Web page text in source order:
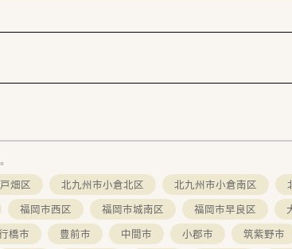
畑区 北九州市小倉北区 北九州市小倉南区
福岡市西区 福岡市城南区 福岡市早良区
橋市 豊前市 中間市 小郡市 筑紫野市